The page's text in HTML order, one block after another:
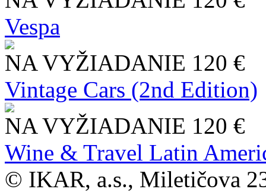
Vespa
NA VYŽIADANIE 120 €
Vintage Cars (2nd Edition)
NA VYŽIADANIE 120 €
Wine & Travel Latin
© IKAR, a.s., Miletičova